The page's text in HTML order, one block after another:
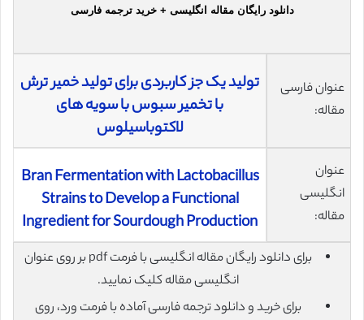
دانلود رایگان مقاله انگلیسی + خرید ترجمه فارسی
عنوان فارسی
مقاله:
تولید یک جز کاربردی برای تولید خمیر ترش
با تخمیر سبوس با سویه های
لاکتوباسیلوس
عنوان
انگلیسی
مقاله:
Bran Fermentation with Lactobacillus
Strains to Develop a Functional
Ingredient for Sourdough Production
برای دانلود رایگان مقاله انگلیسی با فرمت pdf بر روی عنوان
انگلیسی مقاله کلیک نمایید.
برای خرید و دانلود ترجمه فارسی آماده با فرمت ورد، روی